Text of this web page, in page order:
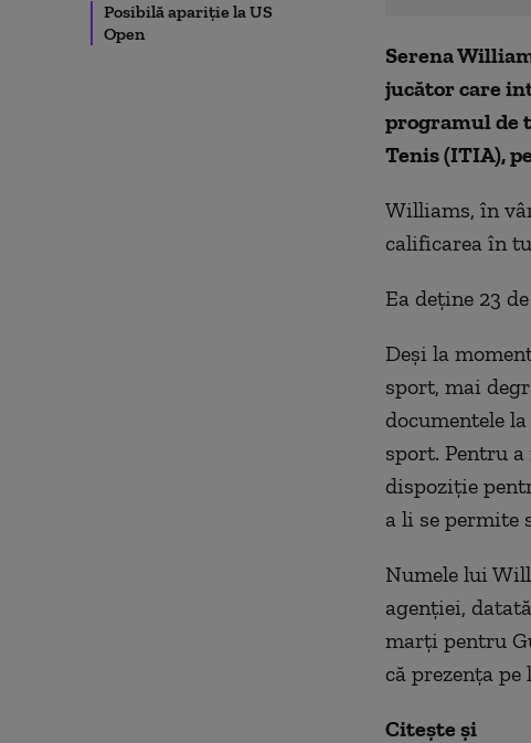
Posibilă apariție la US
Open
Serena
jucător care
programul de
Tenis (ITIA),
Williams, în
calificarea în
Ea deține 23
Deși la
sport, mai
documentele
sport. Pentru
dispoziție
a li se permite
Numele lui
agenției,
marți pentru
că prezența
Citește și